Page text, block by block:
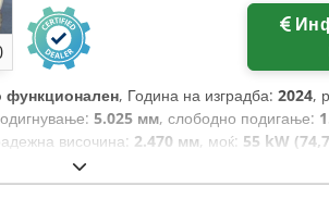
функционален, Година на изградба: 2024,
5.025 мм, слободно подигање:
височина: 2.470 мм, моќ: 55 kW
, должина на вилушките:
, градежна ширина:1.455 мм,